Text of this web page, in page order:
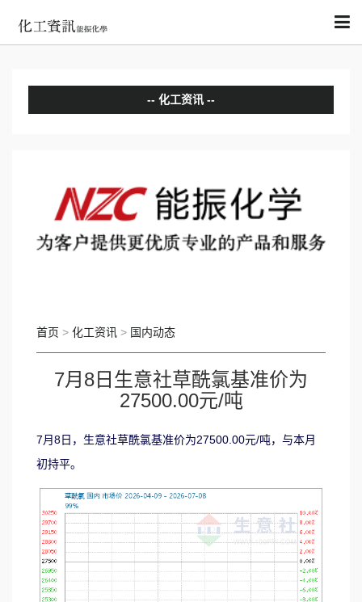
化工资讯
国际动态
首页 > 化工资讯 > 国内动态
7月8日生意社草酰氯基准价为
27500.00元/吨
7月8日，生意社草酰氯基准价为27500.00元/吨，与本月
初持平。